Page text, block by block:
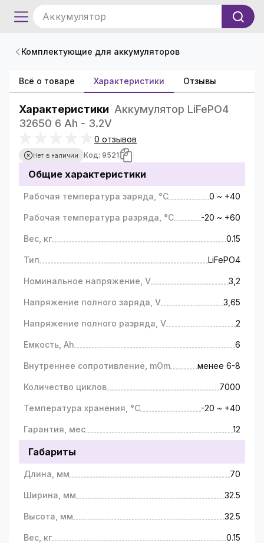
Аккумулятор
Комплектующие для аккумуляторов
Всё о товаре Характеристики Отзывы
Характеристики Аккумулятор LiFePO4
32650 6 Ah - 3.2V
0 отзывов
Нет в наличии Код: 9521
Общие характеристики
Рабочая температура заряда, °С 0 ~ +40
Рабочая температура разряда, °С -20 ~ +60
Вес, кг 0.15
Тип LiFePO4
Номинальное напряжение, V 3,2
Напряжение полного заряда, V 3,65
Напряжение полного разряда, V 2
Емкость, Ah 6
Внутреннее сопротивление, mOm менее 6-8
Количество циклов 7000
Температура хранения, °С -20 ~ +40
Гарантия, мес 12
Габариты
Длина, мм 70
Ширина, мм 32.5
Высота, мм 32.5
Вес, кг
0.15